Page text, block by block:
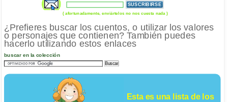
( afortunadamente, enviártelos no nos cuesta nada )
¿Prefieres buscar los cuentos, o utilizar los valores
o personajes que contienen? También puedes
hacerlo utilizando estos enlaces
buscar en la colección
Esta es una lista de los